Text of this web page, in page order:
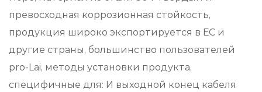
превосходная коррозионная стойкость,
продукция широко экспортируется в ЕС и
другие страны, большинство пользователей
pro-Lai, методы установки продукта,
специфичные для: И выходной конец кабеля